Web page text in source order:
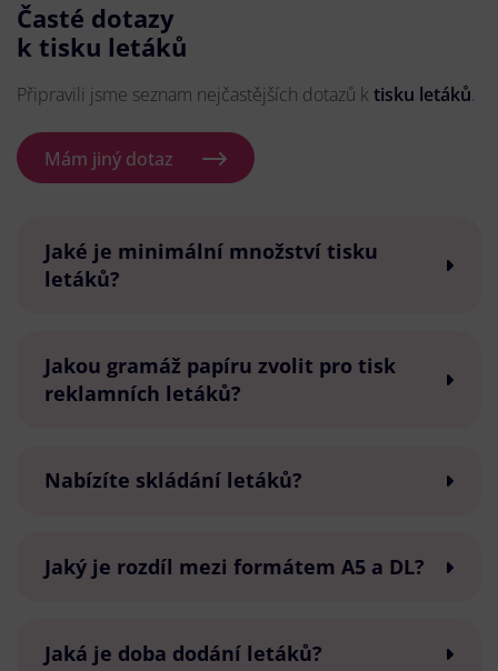
Časté dotazy
k tisku letáků
Připravili jsme seznam nejčastějších dotazů k tisku letáků.
Mám jiný dotaz
Jaké je minimální množství tisku
letáků?
Jakou gramáž papíru zvolit pro tisk
reklamních letáků?
Nabízíte skládání letáků?
Jaký je rozdíl mezi formátem A5 a DL?
Jaká je doba dodání letáků?